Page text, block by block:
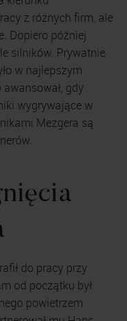
z różnych firm, ale
Dopiero później
silników. Prywatnie
w najlepszym
gdy
wygrywające w
Mezgera są
do pracy przy
od początku był
powietrzem